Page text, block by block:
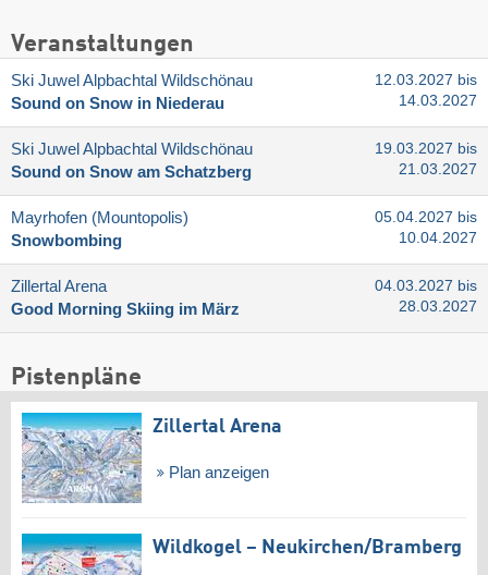
Veranstaltungen
Ski Juwel Alpbachtal Wildschönau
Sound on Snow in Niederau
12.03.2027 bis
14.03.2027
Ski Juwel Alpbachtal Wildschönau
Sound on Snow am Schatzberg
19.03.2027 bis
21.03.2027
Mayrhofen (Mountopolis)
Snowbombing
05.04.2027 bis
10.04.2027
Zillertal Arena
Good Morning Skiing im März
04.03.2027 bis
28.03.2027
Pistenpläne
Zillertal Arena
Plan anzeigen
Wildkogel – Neukirchen/​Bramberg